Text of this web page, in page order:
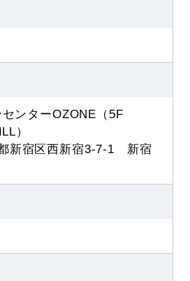
ンターOZONE（5F
）
新宿区西新宿3-7-1 新宿